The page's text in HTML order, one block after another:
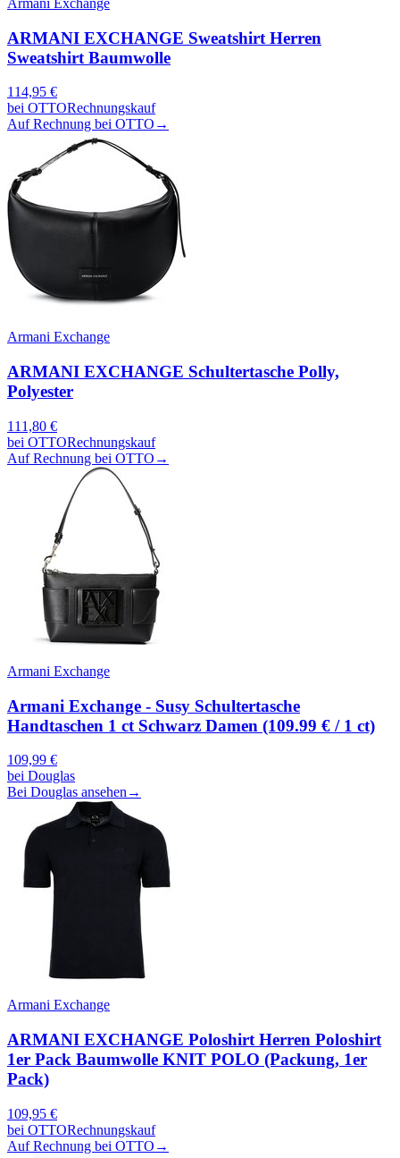
Armani Exchange
ARMANI EXCHANGE Sweatshirt Herren
Sweatshirt Baumwolle
114,95 €
bei OTTORechnungskauf
Auf Rechnung bei OTTO →
Armani Exchange
ARMANI EXCHANGE Schultertasche Polly,
Polyester
111,80 €
bei OTTORechnungskauf
Auf Rechnung bei OTTO →
Armani Exchange
Armani Exchange - Susy Schultertasche
Handtaschen 1 ct Schwarz Damen (109.99 € / 1 ct)
109,99 €
bei Douglas
Bei Douglas ansehen →
Armani Exchange
ARMANI EXCHANGE Poloshirt Herren Poloshirt
1er Pack Baumwolle KNIT POLO (Packung, 1er
Pack)
109,95 €
bei OTTORechnungskauf
Auf Rechnung bei OTTO →